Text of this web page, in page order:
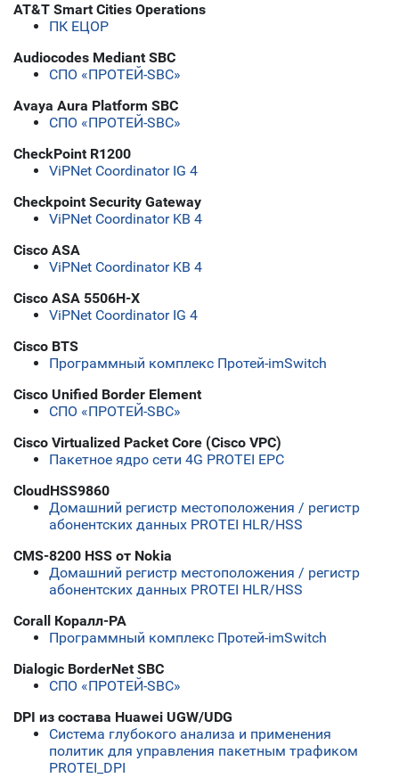
AT&T Smart Cities Operations
ПК ЕЦОР
Audiocodes Mediant SBC
СПО «ПРОТЕЙ-SBC»
Avaya Aura Platform SBC
СПО «ПРОТЕЙ-SBC»
CheckPoint R1200
ViPNet Coordinator IG 4
Checkpoint Security Gateway
ViPNet Coordinator KB 4
Cisco ASA
ViPNet Coordinator KB 4
Cisco ASA 5506H-X
ViPNet Coordinator IG 4
Cisco BTS
Программный комплекс Протей-imSwitch
Cisco Unified Border Element
СПО «ПРОТЕЙ-SBC»
Cisco Virtualized Packet Core (Cisco VPC)
Пакетное ядро сети 4G PROTEI EPC
CloudHSS9860
Домашний регистр местоположения / регистр
абонентских данных PROTEI HLR/HSS
CMS-8200 HSS от Nokia
Домашний регистр местоположения / регистр
абонентских данных PROTEI HLR/HSS
Corall Коралл-РА
Программный комплекс Протей-imSwitch
Dialogic BorderNet SBC
СПО «ПРОТЕЙ-SBC»
DPI из состава Huawei UGW/UDG
Система глубокого анализа и применения
политик для управления пакетным трафиком
PROTEI_DPI